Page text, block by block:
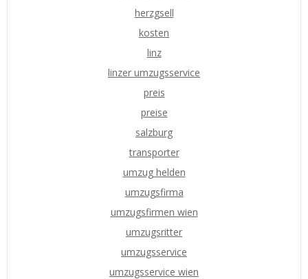
herzgsell
kosten
linz
linzer umzugsservice
preis
preise
salzburg
transporter
umzug helden
umzugsfirma
umzugsfirmen wien
umzugsritter
umzugsservice
umzugsservice wien